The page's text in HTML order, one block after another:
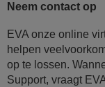
Neem contact op
EVA onze online
helpen
op te lossen.
Support, vraagt